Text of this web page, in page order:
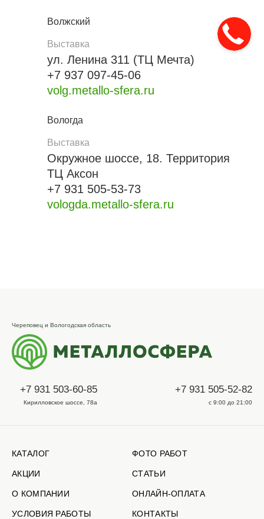
Волжский
Выставка
ул. Ленина 311 (ТЦ Мечта)
+7 937 097-45-06
volg.metallo-sfera.ru
Вологда
Выставка
Окружное шоссе, 18. Территория
ТЦ Аксон
+7 931 505-53-73
vologda.metallo-sfera.ru
Череповец и Вологодская область
+7 931 503-60-85
Кирилловское шоссе, 78а
+7 931 505-52-82
с 9:00 до 21:00
КАТАЛОГ
АКЦИИ
О КОМПАНИИ
УСЛОВИЯ РАБОТЫ
ФОТО РАБОТ
СТАТЬИ
ОНЛАЙН-ОПЛАТА
КОНТАКТЫ